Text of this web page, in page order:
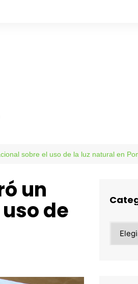
Más allá
sobre el uso de la luz natural en
un
de